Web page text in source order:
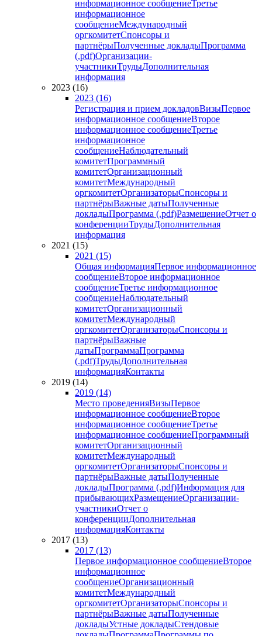
информационное сообщениеТретье
информационное
сообщениеМеждународный
оргкомитетСпонсоры и
партнёрыПолученные докладыПрограмма
(.pdf)Организации-
участникиТрудыДополнительная
информация
2023 (16)
2023 (16)
Регистрация и прием докладовВизыПервое
информационное сообщениеВторое
информационное сообщениеТретье
информационное
сообщениеНаблюдательный
комитетПрограммный
комитетОрганизационный
комитетМеждународный
оргкомитетОрганизаторыСпонсоры и
партнёрыВажные датыПолученные
докладыПрограмма (.pdf)РазмещениеОтчет о
конференцииТрудыДополнительная
информация
2021 (15)
2021 (15)
Общая информацияПервое информационное
сообщениеВторое информационное
сообщениеТретье информационное
сообщениеНаблюдательный
комитетОрганизационный
комитетМеждународный
оргкомитетОрганизаторыСпонсоры и
партнёрыВажные
датыПрограммаПрограмма
(.pdf)ТрудыДополнительная
информацияКонтакты
2019 (14)
2019 (14)
Место проведенияВизыПервое
информационное сообщениеВторое
информационное сообщениеТретье
информационное сообщениеПрограммный
комитетОрганизационный
комитетМеждународный
оргкомитетОрганизаторыСпонсоры и
партнёрыВажные датыПолученные
докладыПрограмма (.pdf)Информация для
прибывающихРазмещениеОрганизации-
участникиОтчет о
конференцииДополнительная
информацияКонтакты
2017 (13)
2017 (13)
Первое информационное сообщениеВторое
информационное
сообщениеОрганизационный
комитетМеждународный
оргкомитетОрганизаторыСпонсоры и
партнёрыВажные датыПолученные
докладыУстные докладыСтендовые